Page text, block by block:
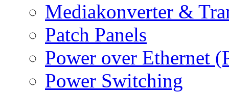
Mediakonverter &
Patch Panels
Power over Ethernet
Power Switching